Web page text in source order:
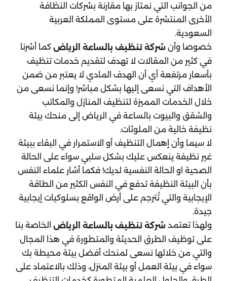
من الجوانب التي نمتاز بها مقارنة بشركات النظافة
الأخرى المنتشرة على مستوى المملكة العربية
السعودية.
خصوصا وأن شركة تنظيف بالساعة الرياض كما أشرنا
في كثير من المقالات لا تهدف لتقديم خدمات تنظيف
بأسعار مرتفعة أي أن الهدف المادي لا يعتبر من ضمن
الأهداف التي نسعى إليها بشكل مباشر! وإنما نسعى من
خلال الخدمات المميزة لتنظيف المنازل والمكاتب
والشقق والبيوت بالساعة في الرياض إلى منحك بيئة
نظيفة خالية من الملوثات.
لا سيما وأن إهمال التنظيف أو الاستمرار في البقاء ببيئة
غير نظيفة ينعكس عليك بشكل سلبي سواء على الحالة
الصحية او الحالة النفسية لديك! فكما أشار علماء النفس
بأن البيئة النظيفة تدفع في النفس الكثير من الطاقة
الإيجابية والتي تُترجم على أرض الواقع بسلوكيات إيجابية
جيدة.
ولهذا تعتمد شركة تنظيف بالساعة الرياض الخاصة بنا
على توظيف الطرق الحديثة والمتطورة في هذا المجال
والتي من خلالها نسعى لمنحك أفضل بيئة محيطة بك
سواء في بيئة العمل أو بيئة المنزل، وذلك بالاعتماد على